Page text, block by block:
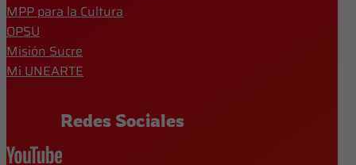
MPP para la Cultura
OPSU
Misión Sucre
Mi UNEARTE
Redes Sociales